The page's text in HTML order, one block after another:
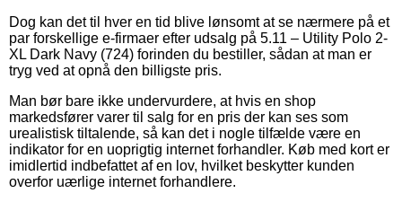
Dog kan det til hver en tid blive lønsomt at se nærmere på et
par forskellige e-firmaer efter udsalg på 5.11 – Utility Polo 2-
XL Dark Navy (724) forinden du bestiller, sådan at man er
tryg ved at opnå den billigste pris.
Man bør bare ikke undervurdere, at hvis en shop
markedsfører varer til salg for en pris der kan ses som
urealistisk tiltalende, så kan det i nogle tilfælde være en
indikator for en uoprigtig internet forhandler. Køb med kort er
imidlertid indbefattet af en lov, hvilket beskytter kunden
overfor uærlige internet forhandlere.